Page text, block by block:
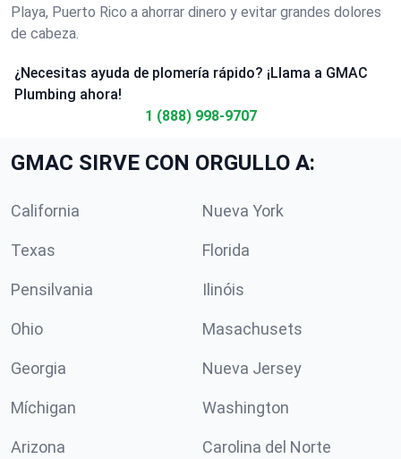
Playa, Puerto Rico a ahorrar dinero y evitar grandes dolores
de cabeza.
¿Necesitas ayuda de plomería rápido? ¡Llama a GMAC
Plumbing ahora!
1 (888) 998-9707
GMAC SIRVE CON ORGULLO A:
California Nueva York
Texas Florida
Pensilvania Ilinóis
Ohio Masachusets
Georgia Nueva Jersey
Míchigan Washington
Arizona Carolina del Norte